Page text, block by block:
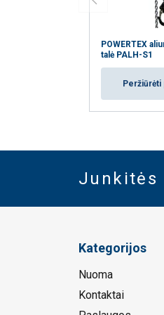
POWERTEX
talė PALH-S1
Peržiūrėti
Junkitės
Kategorijos
Nuoma
Kontaktai